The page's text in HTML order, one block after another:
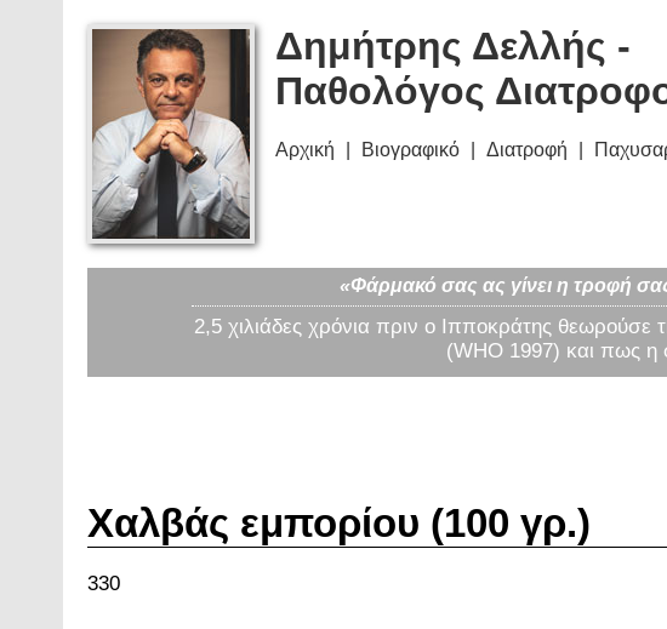
Δημήτρης Δελλής -
Παθολόγος
Αρχική Βιογραφικό Διατροφή
«Φάρμακό σας ας γίνει η τροφή
2,5 χιλιάδες χρόνια πριν ο Ιπποκράτης θεωρούσε
(WHO 1997) και πως η
Χαλβάς εμπορίου (100 γρ.)
330